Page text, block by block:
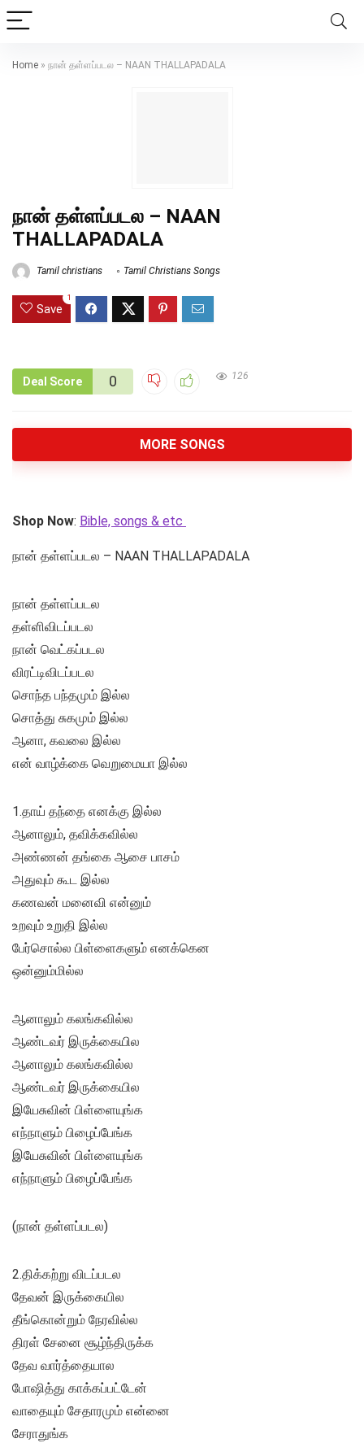
Home » நான் தள்ளப்படல – NAAN THALLAPADALA
நான் தள்ளப்படல – NAAN
THALLAPADALA
Tamil christians Tamil Christians Songs
Save
1
Deal Score 0 126
MORE SONGS
Shop Now: Bible, songs & etc
நான் தள்ளப்படல – NAAN THALLAPADALA
நான் தள்ளப்படல
தள்ளிவிடப்படல
நான் வெட்கப்படல
விரட்டிவிடப்படல
சொந்த பந்தமும் இல்ல
சொத்து சுகமும் இல்ல
ஆனா, கவலை இல்ல
என் வாழ்க்கை வெறுமையா இல்ல
1.தாய் தந்தை எனக்கு இல்ல
ஆனாலும், தவிக்கவில்ல
அண்ணன் தங்கை ஆசை பாசம்
அதுவும் கூட இல்ல
கணவன் மனைவி என்னும்
உறவும் உறுதி இல்ல
பேர்சொல்ல பிள்ளைகளும் எனக்கென
ஒன்னும்மில்ல
ஆனாலும் கலங்கவில்ல
ஆண்டவர் இருக்கையில
ஆனாலும் கலங்கவில்ல
ஆண்டவர் இருக்கையில
இயேசுவின் பிள்ளையுங்க
எந்நாளும் பிழைப்பேங்க
இயேசுவின் பிள்ளையுங்க
எந்நாளும் பிழைப்பேங்க
(நான் தள்ளப்படல)
2.திக்கற்று விடப்படல
தேவன் இருக்கையில
தீங்கொன்றும் நேரவில்ல
திரள் சேனை சூழ்ந்திருக்க
தேவ வார்த்தையால
போஷித்து காக்கப்பட்டேன்
வாதையும் சேதாரமும் என்னை
சேராதுங்க